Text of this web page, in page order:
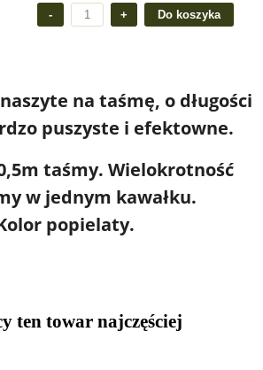
na taśmę, o długości
puszyste i efektowne.
taśmy. Wielokrotność
w jednym kawałku.
popielaty.
ten towar najczęściej